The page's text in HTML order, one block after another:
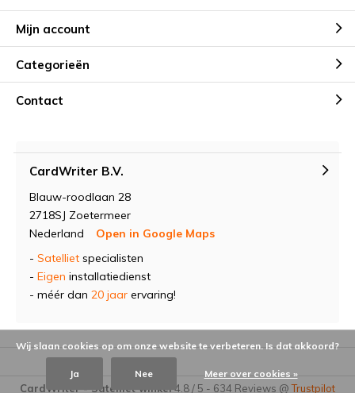
Mijn account
Categorieën
Contact
CardWriter B.V.
Blauw-roodlaan 28
2718SJ Zoetermeer
Nederland
Open in Google Maps
- Satelliet specialisten
- Eigen installatiedienst
- méér dan 20 jaar ervaring!
CardWriter - Satelliet winkel4.8/ 5 - 634 Reviews @Trustpilot
Wij slaan cookies op om onze website te verbeteren. Is dat akkoord?
Ja Nee Meer over cookies »